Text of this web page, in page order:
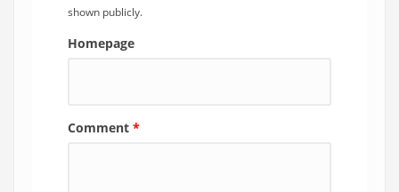
shown publicly.
Homepage
Comment *